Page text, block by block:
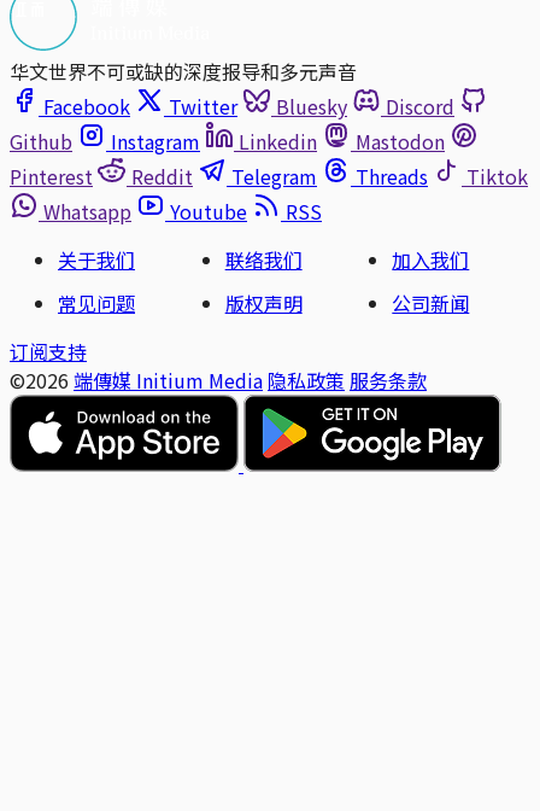
华文世界不可或缺的深度报导和多元声音
Facebook
Twitter Bluesky
Discord
Github
Instagram Linkedin
Mastodon
Pinterest
Reddit Telegram Threads
Tiktok
Whatsapp
Youtube
RSS
关于我们
联络我们
加入我们
常见问题
版权声明
公司新闻
订阅支持
©2026 端傳媒 Initium Media 隐私政策 服务条款